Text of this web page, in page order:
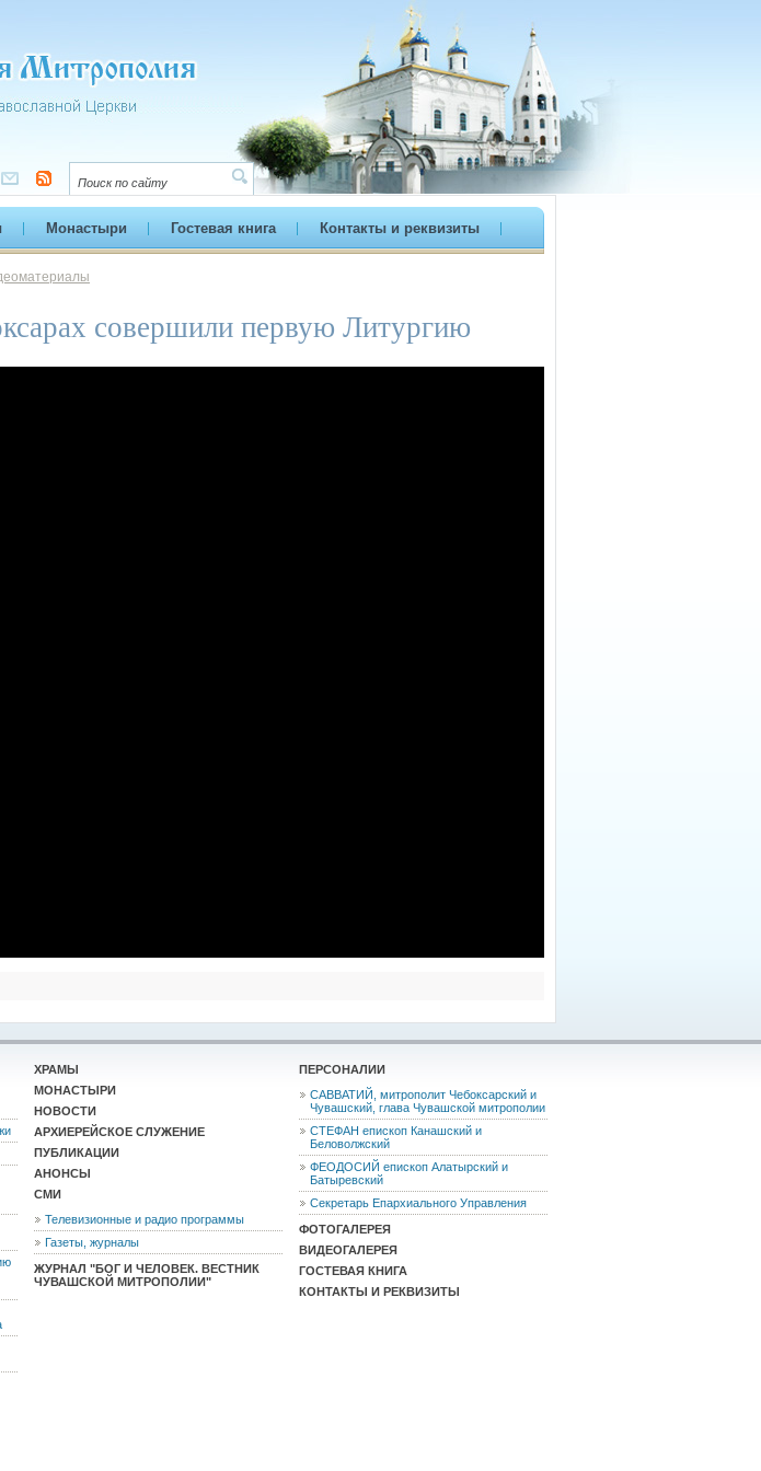
Монастыри Гостевая книга Контакты и реквизиты
совершили первую Литургию
ХРАМЫ
МОНАСТЫРИ
НОВОСТИ
АРХИЕРЕЙСКОЕ СЛУЖЕНИЕ
ПУБЛИКАЦИИ
АНОНСЫ
СМИ
Телевизионные и радио программы
Газеты, журналы
ЖУРНАЛ "БОГ И ЧЕЛОВЕК. ВЕСТНИК
ЧУВАШСКОЙ МИТРОПОЛИИ"
ПЕРСОНАЛИИ
САВВАТИЙ, митрополит Чебоксарский и
Чувашский, глава Чувашской митрополии
СТЕФАН епископ Канашский и
Беловолжский
ФЕОДОCИЙ епископ Алатырский и
Батыревский
Секретарь Епархиального Управления
ФОТОГАЛЕРЕЯ
ВИДЕОГАЛЕРЕЯ
ГОСТЕВАЯ КНИГА
КОНТАКТЫ И РЕКВИЗИТЫ